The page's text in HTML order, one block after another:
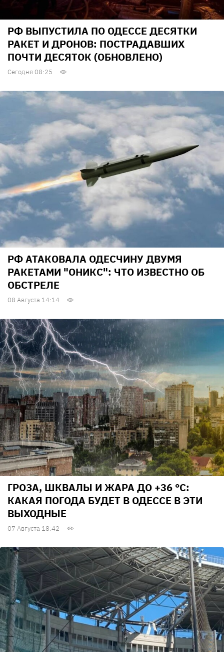
РФ ВЫПУСТИЛА ПО ОДЕССЕ ДЕСЯТКИ
РАКЕТ И ДРОНОВ: ПОСТРАДАВШИХ
ПОЧТИ ДЕСЯТОК (ОБНОВЛЕНО)
Сегодня 08:25
РФ АТАКОВАЛА ОДЕСЧИНУ ДВУМЯ
РАКЕТАМИ "ОНИКС": ЧТО ИЗВЕСТНО ОБ
ОБСТРЕЛЕ
08 Августа 14:14
ГРОЗА, ШКВАЛЫ И ЖАРА ДО +36 °С:
КАКАЯ ПОГОДА БУДЕТ В ОДЕССЕ В ЭТИ
ВЫХОДНЫЕ
07 Августа 18:42